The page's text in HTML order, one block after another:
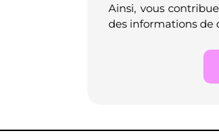
Ainsi, vous
des informations de